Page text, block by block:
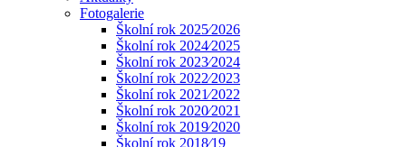
Fotogalerie
Školní rok 2025⁄2026
Školní rok 2024⁄2025
Školní rok 2023⁄2024
Školní rok 2022⁄2023
Školní rok 2021⁄2022
Školní rok 2020⁄2021
Školní rok 2019⁄2020
Školní rok 2018⁄19